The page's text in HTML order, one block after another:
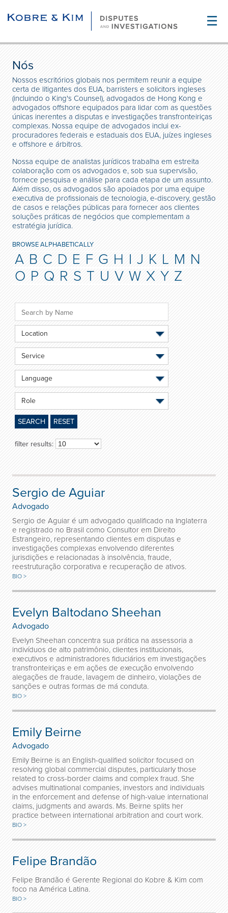
☰
Nós
Nossos escritórios globais nos permitem reunir a equipe
certa de litigantes dos EUA, barristers e solicitors ingleses
(incluindo o King's Counsel), advogados de Hong Kong e
advogados offshore equipados para lidar com as questões
únicas inerentes a disputas e investigações transfronteiriças
complexas. Nossa equipe de advogados inclui ex-
procuradores federais e estaduais dos EUA, juízes ingleses
e offshore e árbitros.
Nossa equipe de analistas jurídicos trabalha em estreita
colaboração com os advogados e, sob sua supervisão,
fornece pesquisa e análise para cada etapa de um assunto.
Além disso, os advogados são apoiados por uma equipe
executiva de profissionais de tecnologia, e-discovery, gestão
de casos e relações públicas para fornecer aos clientes
soluções práticas de negócios que complementam a
estratégia jurídica.
BROWSE ALPHABETICALLY
A B C D E F G H I J K L M N
O P Q R S T U V W X Y Z
Location
Service
Language
Role
SEARCH RESET
filter results:
Sergio de Aguiar
Advogado
Sergio de Aguiar é um advogado qualificado na Inglaterra
e registrado no Brasil como Consultor em Direito
Estrangeiro, representando clientes em disputas e
investigações complexas envolvendo diferentes
jurisdições e relacionadas à insolvência, fraude,
reestruturação corporativa e recuperação de ativos.
BIO >
Evelyn Baltodano Sheehan
Advogado
Evelyn Sheehan concentra sua prática na assessoria a
indivíduos de alto patrimônio, clientes institucionais,
executivos e administradores fiduciários em investigações
transfronteiriças e em ações de execução envolvendo
alegações de fraude, lavagem de dinheiro, violações de
sanções e outras formas de má conduta.
BIO >
Emily Beirne
Advogado
Emily Beirne is an English-qualified solicitor focused on
resolving global commercial disputes, particularly those
related to cross-border claims and complex fraud. She
advises multinational companies, investors and individuals
in the enforcement and defense of high-value international
claims, judgments and awards. Ms. Beirne splits her
practice between international arbitration and court work.
BIO >
Felipe Brandão
Felipe Brandão é Gerente Regional do Kobre & Kim com
foco na América Latina.
BIO >